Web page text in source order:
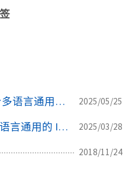
使用 VSCode 打造多平台多语言通用的 IDE 2025/05/25
使用 nvim 打造多平台多语言通用的 IDE 2025/03/28
2018/11/24